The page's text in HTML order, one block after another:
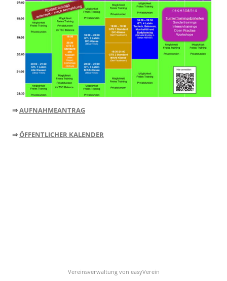
⇒AUFNAHMEANTRAG
⇒ÖFFENTLICHER KALENDER
Vereinsverwaltung von easyVerein